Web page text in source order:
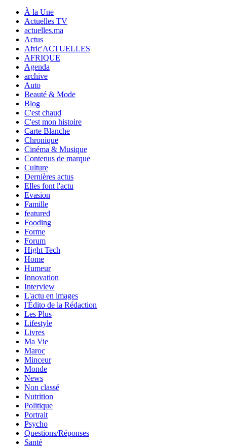
À la Une
Actuelles TV
actuelles.ma
Actus
Afric'ACTUELLES
AFRIQUE
Agenda
archive
Auto
Beauté & Mode
Blog
C'est chaud
C'est mon histoire
Carte Blanche
Chronique
Cinéma & Musique
Contenus de marque
Culture
Dernières actus
Elles font l'actu
Evasion
Famille
featured
Fooding
Forme
Forum
Hight Tech
Home
Humeur
Innovation
Interview
L'actu en images
l'Édito de la Rédaction
Les Plus
Lifestyle
Livres
Ma Vie
Maroc
Minceur
Monde
News
Non classé
Nutrition
Politique
Portrait
Psycho
Questions/Réponses
Santé